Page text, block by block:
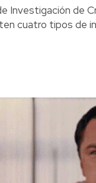
Investigación de
cuatro tipos de